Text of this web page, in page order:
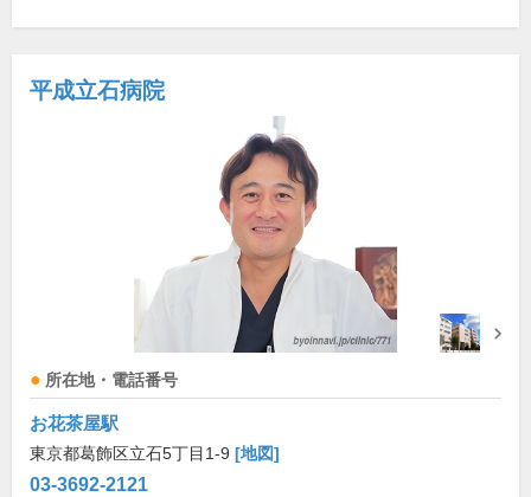
平成立石病院
所在地・電話番号
お花茶屋駅
東京都葛飾区立石5丁目1-9 [地図]
03-3692-2121